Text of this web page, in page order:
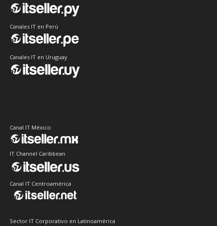
Canales IT en Perú
Canales IT en Uruguay
Canal IT México
IT Channel Caribbean
Canal IT Centroamérica
Sector IT Corporativo en Latinoamérica